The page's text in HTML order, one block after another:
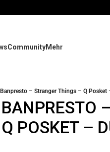
CommunityMehr
– Stranger Things – Q Posket
POSKET –